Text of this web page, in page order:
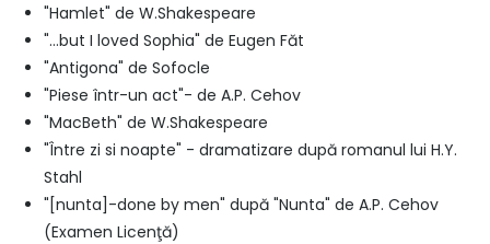
"Hamlet" de W.Shakespeare
"…but I loved Sophia" de Eugen Făt
"Antigona" de Sofocle
"Piese într-un act"- de A.P. Cehov
"MacBeth" de W.Shakespeare
"Între zi si noapte" - dramatizare după romanul lui H.Y.
Stahl
"[nunta]-done by men" după "Nunta" de A.P. Cehov
(Examen Licenţă)